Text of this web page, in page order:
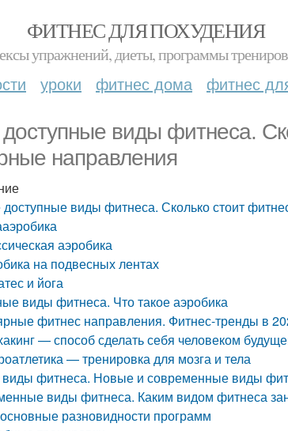
ФИТНЕС ДЛЯ ПОХУДЕНИЯ
упражнений, диеты, программы
уроки фитнес дома фитнес
виды фитнеса.
направления
виды фитнеса. Сколько стоит
аэробика
на подвесных лентах
и йога
виды фитнеса. Что такое аэробика
фитнес направления. Фитнес-тренды в
— способ сделать себя человеком
— тренировка для мозга и тела
фитнеса. Новые и современные виды
виды фитнеса. Каким видом фитнеса
разновидности программ